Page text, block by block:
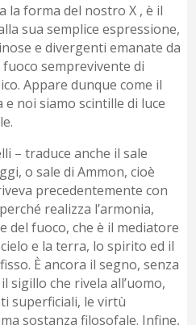
la forma del nostro X , è il
sua semplice espressione,
e divergenti emanate da
semprevivente di
Appare dunque come il
e noi siamo scintille di luce
– traduce anche il sale
o sale di Ammon, cioè
precedentemente con
realizza l’armonia,
e del fuoco, che è il mediatore
e la terra, lo spirito ed il
È ancora il segno, senza
sigillo che rivela all’uomo,
superficiali, le virtù
sostanza filosofale. Infine,